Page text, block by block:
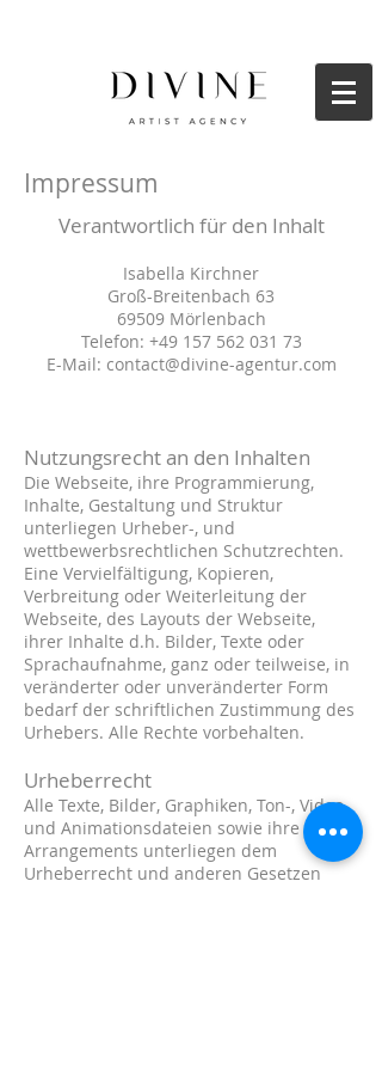
Impressum
Verantwortlich für den Inhalt
Isabella Kirchner
Groß-Breitenbach 63
69509 Mörlenbach
Telefon: +49 157 562 031 73
E-Mail: contact@divine-agentur.com
Nutzungsrecht an den Inhalten
Die Webseite, ihre Programmierung,
Inhalte, Gestaltung und Struktur
unterliegen Urheber-, und
wettbewerbsrechtlichen Schutzrechten.
Eine Vervielfältigung, Kopieren,
Verbreitung oder Weiterleitung der
Webseite, des Layouts der Webseite,
ihrer Inhalte d.h. Bilder, Texte oder
Sprachaufnahme, ganz oder teilweise, in
veränderter oder unveränderter Form
bedarf der schriftlichen Zustimmung des
Urhebers. Alle Rechte vorbehalten.
Urheberrecht
Alle Texte, Bilder, Graphiken, Ton-, Video-
und Animationsdateien sowie ihre
Arrangements unterliegen dem
Urheberrecht und anderen Gesetzen